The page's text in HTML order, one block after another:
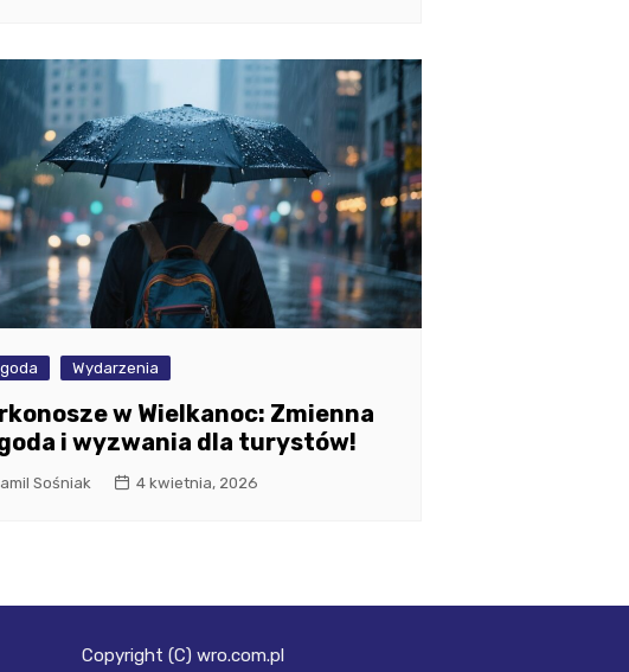
Wydarzenia
w Wielkanoc: Zmienna
i wyzwania dla turystów!
Sośniak 4 kwietnia, 2026
Copyright (C) wro.com.pl